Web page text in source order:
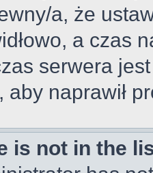
a, że
a czas
serwera
aby naprawił
is not in the